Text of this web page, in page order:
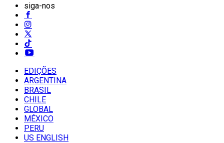
siga-nos
EDIÇÕES
ARGENTINA
BRASIL
CHILE
GLOBAL
MÉXICO
PERU
US ENGLISH